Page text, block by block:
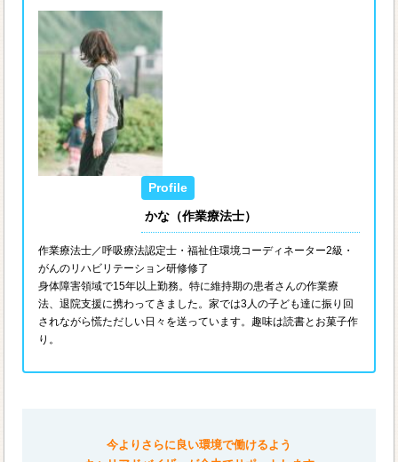
かな（作業療法士）
作業療法士／呼吸療法認定士・福祉住環境コーディネーター2級・
がんのリハビリテーション研修修了
身体障害領域で15年以上勤務。特に維持期の患者さんの作業療
法、退院支援に携わってきました。家では3人の子ども達に振り回
されながら慌ただしい日々を送っています。趣味は読書とお菓子作
り。
今よりさらに良い環境で働けるよう